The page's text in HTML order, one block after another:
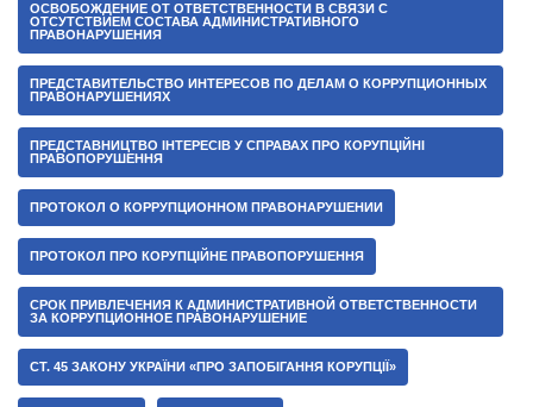
ОСВОБОЖДЕНИЕ ОТ ОТВЕТСТВЕННОСТИ В СВЯЗИ С
ОТСУТСТВИЕМ СОСТАВА АДМИНИСТРАТИВНОГО
ПРАВОНАРУШЕНИЯ
ПРЕДСТАВИТЕЛЬСТВО ИНТЕРЕСОВ ПО ДЕЛАМ О КОРРУПЦИОННЫХ
ПРАВОНАРУШЕНИЯХ
ПРЕДСТАВНИЦТВО ІНТЕРЕСІВ У СПРАВАХ ПРО КОРУПЦІЙНІ
ПРАВОПОРУШЕННЯ
ПРОТОКОЛ О КОРРУПЦИОННОМ ПРАВОНАРУШЕНИИ
ПРОТОКОЛ ПРО КОРУПЦІЙНЕ ПРАВОПОРУШЕННЯ
СРОК ПРИВЛЕЧЕНИЯ К АДМИНИСТРАТИВНОЙ ОТВЕТСТВЕННОСТИ
ЗА КОРРУПЦИОННОЕ ПРАВОНАРУШЕНИЕ
СТ. 45 ЗАКОНУ УКРАЇНИ «ПРО ЗАПОБІГАННЯ КОРУПЦІЇ»